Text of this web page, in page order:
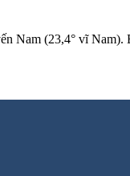
Nam (23,4° vĩ Nam).